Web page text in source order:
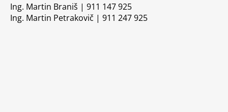
Ing. Martin Braniš | 911 147 925
Ing. Martin Petrakovič | 911 247 925